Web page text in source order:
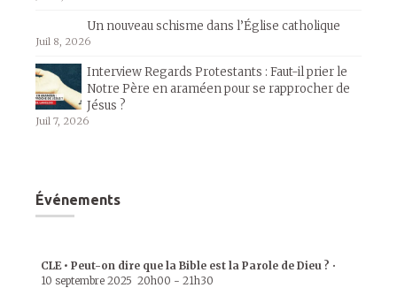
Un nouveau schisme dans l’Église catholique
Juil 8, 2026
Interview Regards Protestants : Faut-il prier le
Notre Père en araméen pour se rapprocher de
Jésus ?
Juil 7, 2026
Événements
CLE • Peut-on dire que la Bible est la Parole de Dieu ? •
10 septembre 2025 20h00 - 21h30